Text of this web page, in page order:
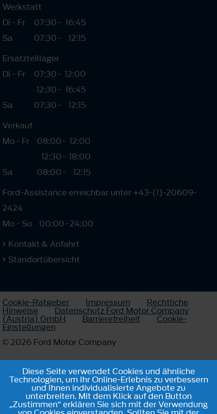
Werkstatt
Di - Fr
07:30- 16:45
Sa
07:30-
12:15
Ersatzteillager
Di - Fr
07:30
12:30
-
-
12:00
16:45
Sa
07:30-
12:15
Verkauf
Mo - Fr
08:00
12:30
-
-
12:00
18:00
Sa
08:00-
12:15
Ford-Assistance erreichbar unter +43-(1)-20609-
2424
Mo - So
00:00-24:00
Kontakt & Anfahrt
Standortübersicht
Cookie-Ratgeber Impressum Rechtliche
Hinweise Datenschutz Ford Motor Company
(Austria) GmbH Barrierefreiheit Cookie-
Einstellungen
© 2026 Ford Motor Company
Diese Seite verwendet Cookies und ähnliche
Technologien, um Ihr Online-Erlebnis zu verbessern
und Ihnen individualisierte Angebote zu
unterbreiten. Mit dem Klick auf den Button
„Zustimmen“ erklären Sie sich mit der Verwendung